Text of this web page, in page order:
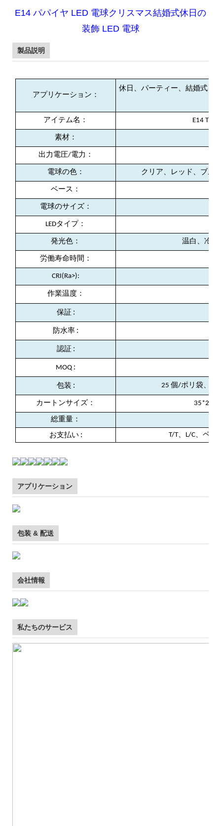
E14 パパイヤ LED 電球クリスマス結婚式休日の
装飾 LED 電球
製品説明
アプリケーション：
休日、パーティー、結婚式、
アイテム名： E14 T18
素材：
出力電圧/電力：
電球の色： クリア、レッド、ブル
ベース：
電球のサイズ：
LEDタイプ：
発光色： 温白、冷白
労働寿命時間：
CRI(Ra>):
作業温度：
保証 :
防水率 :
認証 :
MOQ :
包装 : 25 個/ポリ袋、
カートンサイズ：
総重量：
お支払い : T/T、L/C、ペ
アプリケーション
包装 & 配送
会社情報
私たちのサービス